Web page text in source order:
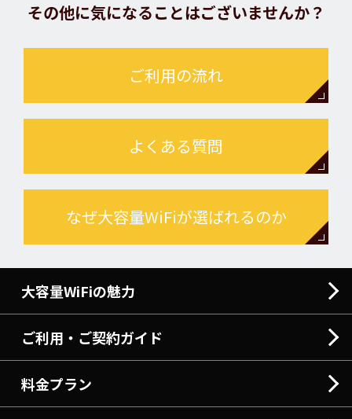
その他に気になることはございませんか？
ご利用の流れ
よくある質問
なぜ大容量WiFiが選ばれるのか
大容量WiFiの魅力
ご利用・ご契約ガイド
料金プラン